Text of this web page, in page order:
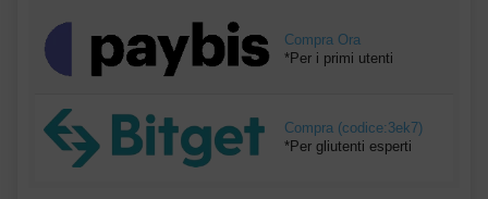
Compra Ora
*Per i primi utenti
Compra (codice:3ek7)
*Per gliutenti esperti